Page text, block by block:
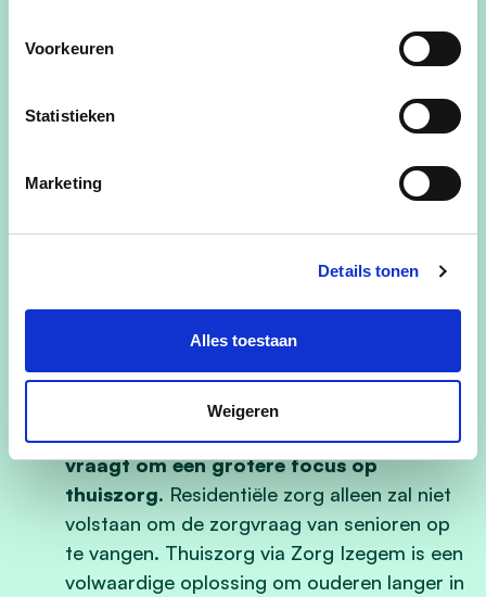
Voorkeuren
Statistieken
Marketing
Details tonen
Alles toestaan
Weigeren
Het
huidige aanbod van diensten zoals het Tejo-
OverKop moet zo goed mogelijk op elkaar
verlagen en deze hulp toegankelijker te
maken, moeten jongeren en ouders beter
alle partners samen om een actieplan te
rol kan spelen.
De toenemende zorgbehoefte bij senioren
vraagt om een grotere focus op
thuiszorg. Residentiële zorg alleen zal niet
volstaan om de zorgvraag van senioren op
te vangen. Thuiszorg via Zorg Izegem is een
volwaardige oplossing om ouderen langer in